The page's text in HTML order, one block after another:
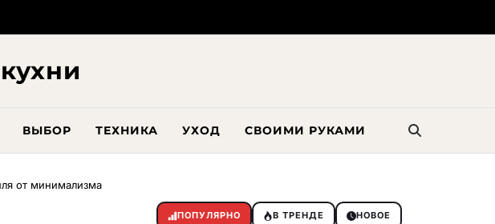
ВЫБОР ТЕХНИКА УХОД СВОИМИ РУКАМИ
от минимализма
ПОПУЛЯРНО В ТРЕНДЕ НОВОЕ